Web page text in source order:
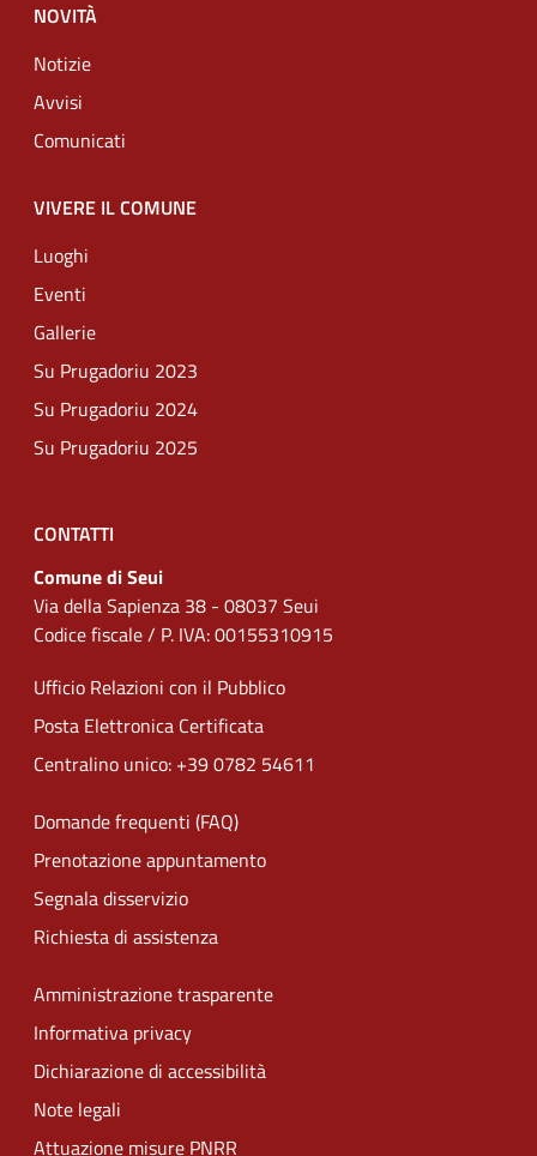
NOVITÀ
Notizie
Avvisi
Comunicati
VIVERE IL COMUNE
Luoghi
Eventi
Gallerie
Su Prugadoriu 2023
Su Prugadoriu 2024
Su Prugadoriu 2025
CONTATTI
Comune di Seui
Via della Sapienza 38 - 08037 Seui
Codice fiscale / P. IVA: 00155310915
Ufficio Relazioni con il Pubblico
Posta Elettronica Certificata
Centralino unico: +39 0782 54611
Domande frequenti (FAQ)
Prenotazione appuntamento
Segnala disservizio
Richiesta di assistenza
Amministrazione trasparente
Informativa privacy
Dichiarazione di accessibilità
Note legali
Attuazione misure PNRR